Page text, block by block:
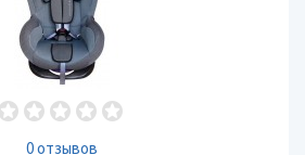
0 отзывов